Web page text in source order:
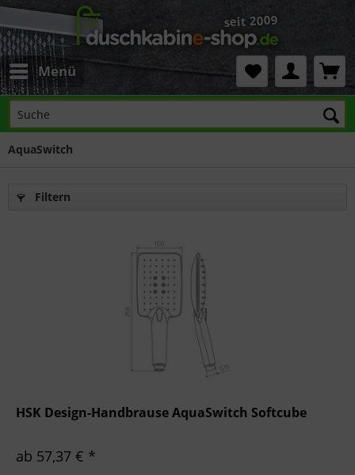
Menü
AquaSwitch
Filtern
HSK Design-Handbrause AquaSwitch Softcube
ab 57,37 € *